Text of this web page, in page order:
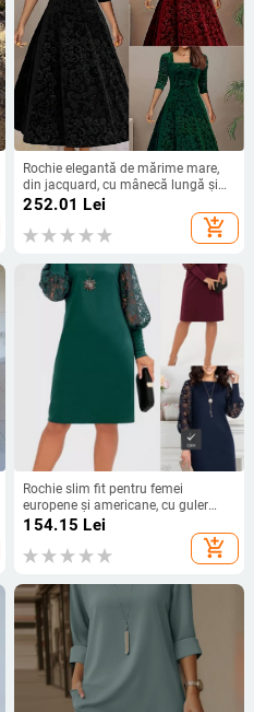
Rochie elegantă de mărime mare,
din jacquard, cu mânecă lungă și
guler pătrat, din catifea, mărime
americană, 2024
252.01 Lei
add_shopping_cart
Rochie slim fit pentru femei
europene și americane, cu guler
înalt, mânecă lungă, cu mânecă
transfrontalieră
154.15 Lei
add_shopping_cart